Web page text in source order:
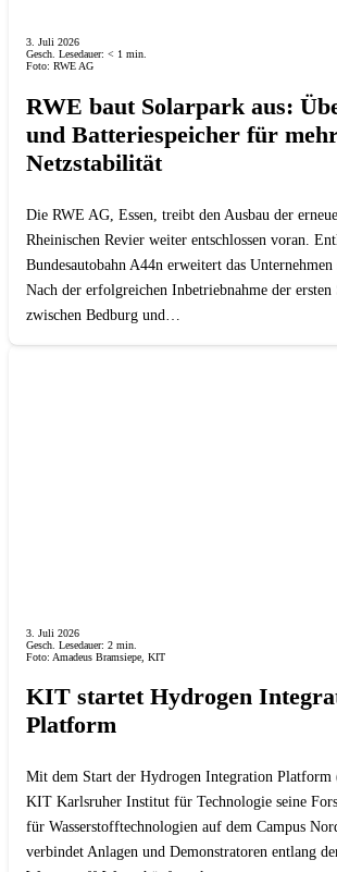
3. Juli 2026
Gesch. Lesedauer: < 1 min.
Foto: RWE AG
RWE baut Solarpark aus:
und Batteriespeicher für
Netzstabilität
Die RWE AG, Essen, treibt den Ausbau der
Rheinischen Revier weiter entschlossen voran.
Bundesautobahn A44n erweitert das
Nach der erfolgreichen Inbetriebnahme der ersten
zwischen Bedburg und…
3. Juli 2026
Gesch. Lesedauer: 2 min.
Foto: Amadeus Bramsiepe, KIT
KIT startet Hydrogen
Platform
Mit dem Start der Hydrogen Integration Platform
KIT Karlsruher Institut für Technologie seine
für Wasserstofftechnologien auf dem Campus
verbindet Anlagen und Demonstratoren entlang